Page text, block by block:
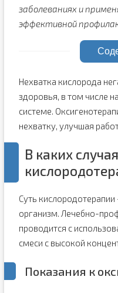
заболеваниях и
эффективной
Нехватка кислорода
здоровья, в том числе
системе.
нехватку, улучшая
В каких
Суть
организм. Лечебно-
проводится с
смеси с высокой
Показания к